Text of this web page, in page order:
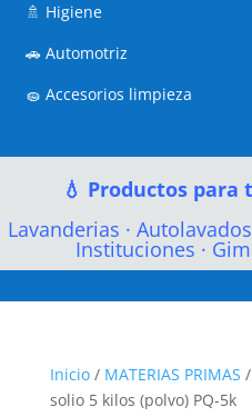
🚿 Higiene
🚗Automotriz
🧽Accesorios limpieza
💧 Productos para
Lavanderias · Autolavados
Instituciones ·
Inicio/ MATERIAS PRIMAS /
solio 5 kilos (polvo) PQ-5k